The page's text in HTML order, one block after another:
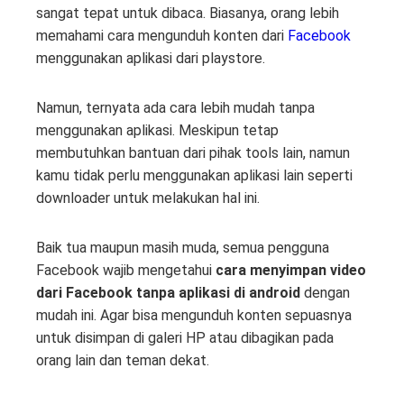
sangat tepat untuk dibaca. Biasanya, orang lebih
memahami cara mengunduh konten dari Facebook
menggunakan aplikasi dari playstore.
Namun, ternyata ada cara lebih mudah tanpa
menggunakan aplikasi. Meskipun tetap
membutuhkan bantuan dari pihak tools lain, namun
kamu tidak perlu menggunakan aplikasi lain seperti
downloader untuk melakukan hal ini.
Baik tua maupun masih muda, semua pengguna
Facebook wajib mengetahui cara menyimpan video
dari Facebook tanpa aplikasi di android dengan
mudah ini. Agar bisa mengunduh konten sepuasnya
untuk disimpan di galeri HP atau dibagikan pada
orang lain dan teman dekat.